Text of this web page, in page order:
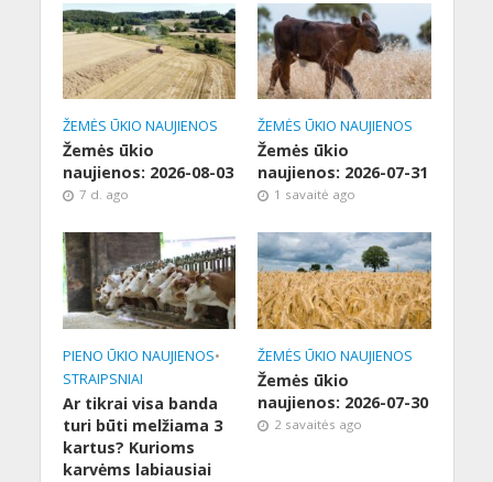
ŽEMĖS ŪKIO NAUJIENOS
Žemės ūkio
naujienos: 2026-08-03
7 d. ago
ŽEMĖS ŪKIO NAUJIENOS
Žemės ūkio
naujienos: 2026-07-31
1 savaitė ago
PIENO ŪKIO NAUJIENOS•
STRAIPSNIAI
Ar tikrai visa banda
turi būti melžiama 3
kartus? Kurioms
karvėms labiausiai
ŽEMĖS ŪKIO NAUJIENOS
Žemės ūkio
naujienos: 2026-07-30
2 savaitės ago